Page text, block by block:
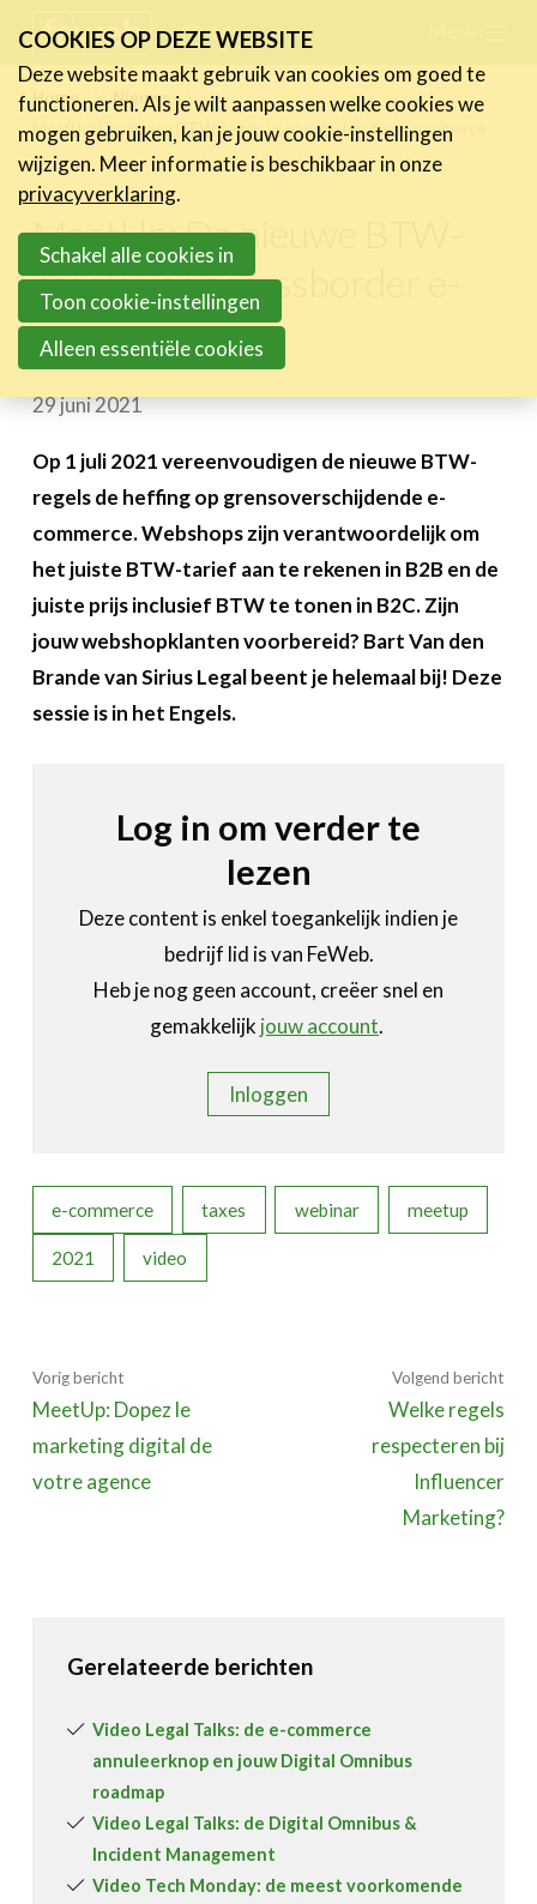
links
Jump
to
navigation
to
main
content
FR NL
Home
Nieuws
MeetUp: De nieuwe BTW-regels voor crossborder e-commerce
MeetUp: De nieuwe BTW-
regels voor crossborder e-
commerce
29 juni 2021
Op 1 juli 2021 vereenvoudigen de nieuwe BTW-
regels de heffing op grensoverschijdende e-
commerce. Webshops zijn verantwoordelijk om
het juiste BTW-tarief aan te rekenen in B2B en de
juiste prijs inclusief BTW te tonen in B2C. Zijn
jouw webshopklanten voorbereid? Bart Van den
Brande van Sirius Legal beent je helemaal bij! Deze
sessie is in het Engels.
Log in om verder te
lezen
Deze content is enkel toegankelijk indien je
bedrijf lid is van FeWeb.
Heb je nog geen account, creëer snel en
gemakkelijk jouw account.
Inloggen
e-commerce taxes webinar meetup
2021 video
Vorig bericht
MeetUp: Dopez le
marketing digital de
votre agence
Volgend bericht
Welke regels
respecteren bij
Influencer
Marketing?
Gerelateerde berichten
Video Legal Talks: de e-commerce
annuleerknop en jouw Digital Omnibus
roadmap
Video Legal Talks: de Digital Omnibus &
Incident Management
Video Tech Monday: de meest voorkomende
Nieuws
Nieuwsberichten
FeWeb Videos
Jobs in de sector
Activiteiten
Cases
Toolbox
Bedrijvenzoeker
Over FeWeb
Lid worden Zoeken
COOKIES OP DEZE WEBSITE
Deze website maakt gebruik van cookies om goed te
functioneren. Als je wilt aanpassen welke cookies we
mogen gebruiken, kan je jouw cookie-instellingen
wijzigen. Meer informatie is beschikbaar in onze
privacyverklaring.
Schakel alle cookies in
Toon cookie-instellingen
Alleen essentiële cookies